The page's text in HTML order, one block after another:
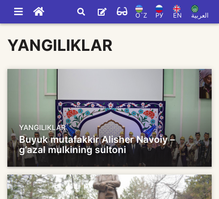
O`Z РУ EN العربية
YANGILIKLAR
YANGILIKLAR
Buyuk mutafakkir Alisher Navoiy –
g‘azal mulkining sultoni